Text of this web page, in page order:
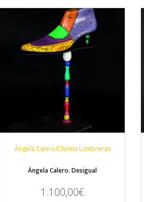
Ángela Calero/Chema Lumbreras
Ángela Calero. Desigual
1.100,00€